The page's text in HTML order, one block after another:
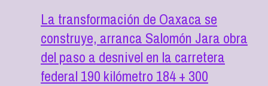
La transformación de Oaxaca se
construye, arranca Salomón Jara obra
del paso a desnivel en la carretera
federal 190 kilómetro 184 + 300